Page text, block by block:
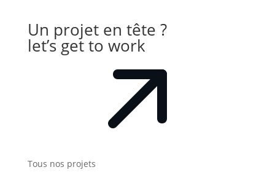
Un projet en tête ?
let’s get to work
Tous nos projets